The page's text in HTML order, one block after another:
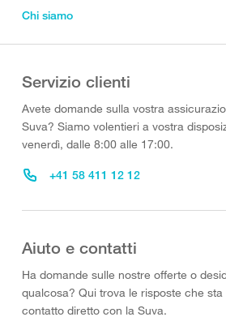
Chi siamo
Servizio clienti
Avete domande sulla vostra
Suva? Siamo volentieri a vostra
venerdì, dalle 8:00 alle 17:00.
+41 58 411 12 12
Aiuto e contatti
Ha domande sulle nostre offerte o
qualcosa? Qui trova le risposte che
contatto diretto con la Suva.